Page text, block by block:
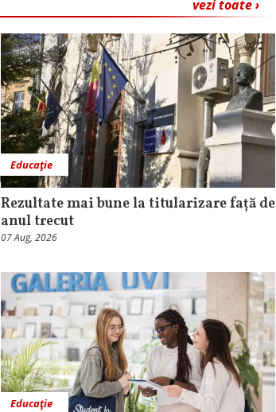
vezi toate ›
Educaţie
Rezultate mai bune la titularizare față de
anul trecut
07 Aug, 2026
Educaţie